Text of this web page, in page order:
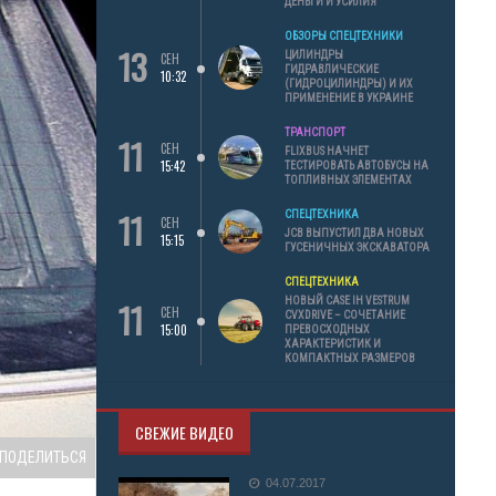
13
СЕН
10:32
ОБЗОРЫ СПЕЦТЕХНИКИ
ЦИЛИНДРЫ
ГИДРАВЛИЧЕСКИЕ
(ГИДРОЦИЛИНДРЫ) И ИХ
ПРИМЕНЕНИЕ В УКРАИНЕ
11
СЕН
15:42
ТРАНСПОРТ
FLIXBUS НАЧНЕТ
ТЕСТИРОВАТЬ АВТОБУСЫ НА
ТОПЛИВНЫХ ЭЛЕМЕНТАХ
11
СЕН
15:15
СПЕЦТЕХНИКА
JCB ВЫПУСТИЛ ДВА НОВЫХ
ГУСЕНИЧНЫХ ЭКСКАВАТОРА
11
СЕН
15:00
СПЕЦТЕХНИКА
НОВЫЙ CASE IH VESTRUM
CVXDRIVE – СОЧЕТАНИЕ
ПРЕВОСХОДНЫХ
ХАРАКТЕРИСТИК И
КОМПАКТНЫХ РАЗМЕРОВ
СВЕЖИЕ ВИДЕО
04.07.2017